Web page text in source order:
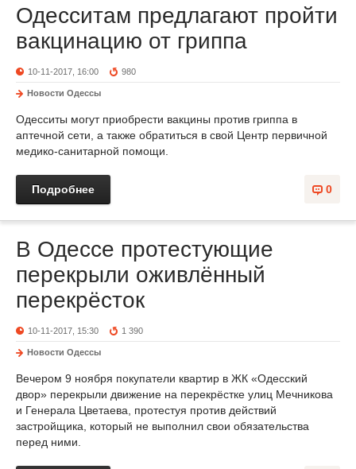
Одесситам предлагают пройти
вакцинацию от гриппа
10-11-2017, 16:00 980
Новости Одессы
Одесситы могут приобрести вакцины против гриппа в
аптечной сети, а также обратиться в свой Центр первичной
медико-санитарной помощи.
0
Подробнее
В Одессе протестующие
перекрыли оживлённый
перекрёсток
10-11-2017, 15:30 1 390
Новости Одессы
Вечером 9 ноября покупатели квартир в ЖК «Одесский
двор» перекрыли движение на перекрёстке улиц Мечникова
и Генерала Цветаева, протестуя против действий
застройщика, который не выполнил свои обязательства
перед ними.